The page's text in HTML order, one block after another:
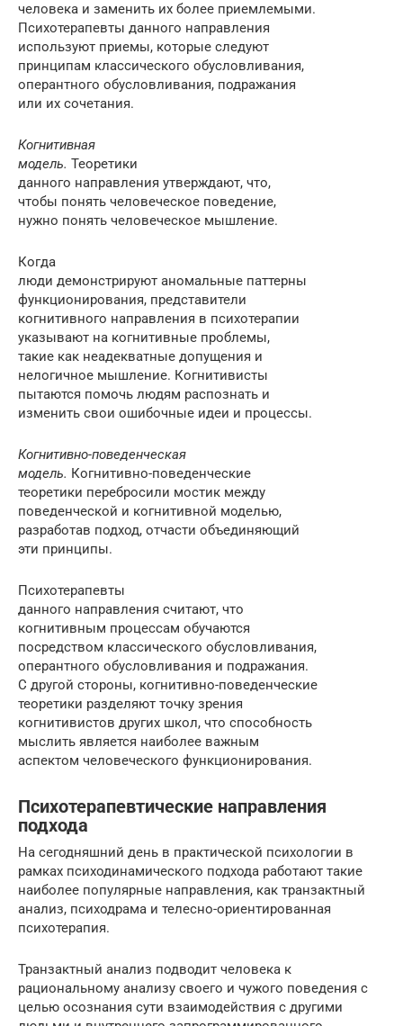
человека и заменить их более приемлемыми.
Психотерапевты данного направления
используют приемы, которые следуют
принципам классического обусловливания,
оперантного обусловливания, подражания
или их сочетания.
Когнитивная
модель. Теоретики
данного направления утверждают, что,
чтобы понять человеческое поведение,
нужно понять человеческое мышление.
Когда
люди демонстрируют аномальные паттерны
функционирования, представители
когнитивного направления в психотерапии
указывают на когнитивные проблемы,
такие как неадекватные допущения и
нелогичное мышление. Когнитивисты
пытаются помочь людям распознать и
изменить свои ошибочные идеи и процессы.
Когнитивно-поведенческая
модель. Когнитивно-поведенческие
теоретики перебросили мостик между
поведенческой и когнитивной моделью,
разработав подход, отчасти объединяющий
эти принципы.
Психотерапевты
данного направления считают, что
когнитивным процессам обучаются
посредством классического обусловливания,
оперантного обусловливания и подражания.
С другой стороны, когнитивно-поведенческие
теоретики разделяют точку зрения
когнитивистов других школ, что способность
мыслить является наиболее важным
аспектом человеческого функционирования.
Психотерапевтические направления
подхода
На сегодняшний день в практической психологии в
рамках психодинамического подхода работают такие
наиболее популярные направления, как транзактный
анализ, психодрама и телесно-ориентированная
психотерапия.
Транзактный анализ подводит человека к
рациональному анализу своего и чужого поведения с
целью осознания сути взаимодействия с другими